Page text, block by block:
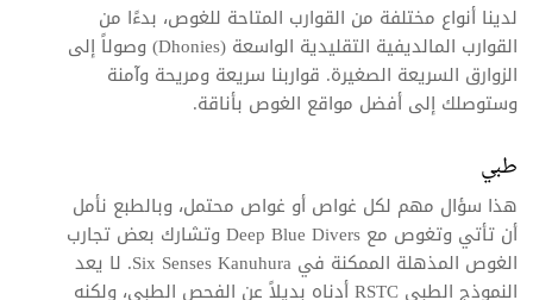
لدينا أنواع مختلفة من القوارب المتاحة للغوص، بدءًا من
القوارب المالديفية التقليدية الواسعة (Dhonies) وصولاً إلى
الزوارق السريعة الصغيرة. قواربنا سريعة ومريحة وآمنة
وستوصلك إلى أفضل مواقع الغوص بأناقة.
طبي
هذا سؤال مهم لكل غواص أو غواص محتمل، وبالطبع نأمل
أن تأتي وتغوص مع Deep Blue Divers وتشارك بعض تجارب
الغوص المذهلة الممكنة في Six Senses Kanuhura. لا يعد
النموذج الطبي RSTC أدناه بديلاً عن الفحص الطبي، ولكنه